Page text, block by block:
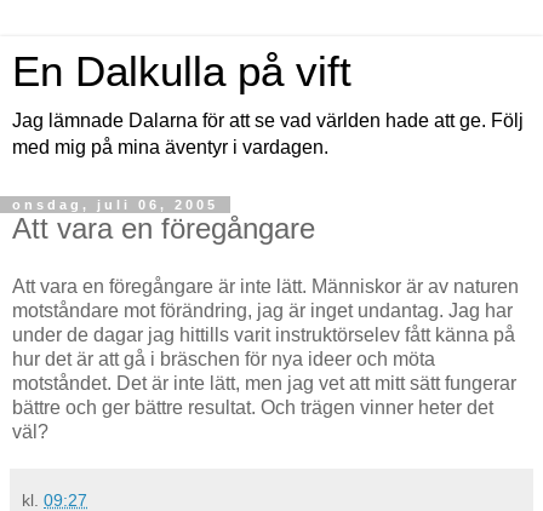
En Dalkulla på vift
Jag lämnade Dalarna för att se vad världen hade att ge. Följ
med mig på mina äventyr i vardagen.
onsdag, juli 06, 2005
Att vara en föregångare
Att vara en föregångare är inte lätt. Människor är av naturen
motståndare mot förändring, jag är inget undantag. Jag har
under de dagar jag hittills varit instruktörselev fått känna på
hur det är att gå i bräschen för nya ideer och möta
motståndet. Det är inte lätt, men jag vet att mitt sätt fungerar
bättre och ger bättre resultat. Och trägen vinner heter det
väl?
kl. 09:27